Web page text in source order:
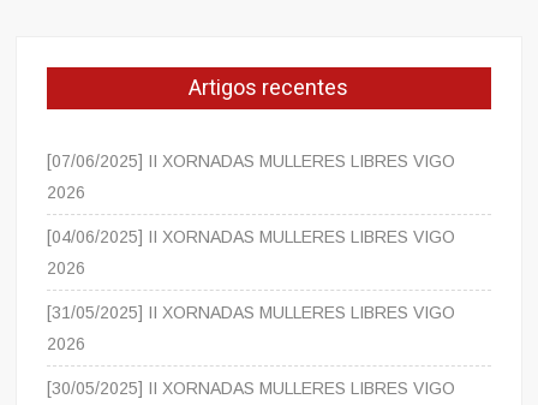
Artigos recentes
[07/06/2025] II XORNADAS MULLERES LIBRES VIGO
2026
[04/06/2025] II XORNADAS MULLERES LIBRES VIGO
2026
[31/05/2025] II XORNADAS MULLERES LIBRES VIGO
2026
[30/05/2025] II XORNADAS MULLERES LIBRES VIGO